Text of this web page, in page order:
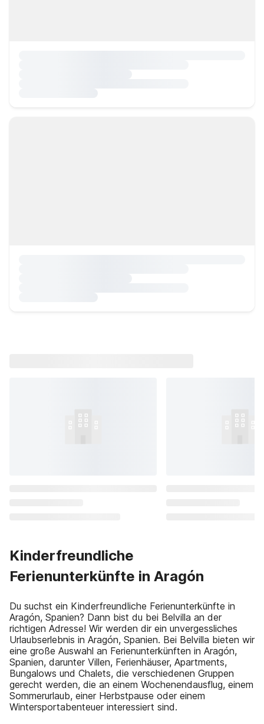
Kinderfreundliche
Ferienunterkünfte in Aragón
Du suchst ein Kinderfreundliche Ferienunterkünfte in
Aragón, Spanien? Dann bist du bei Belvilla an der
richtigen Adresse! Wir werden dir ein unvergessliches
Urlaubserlebnis in Aragón, Spanien. Bei Belvilla bieten wir
eine große Auswahl an Ferienunterkünften in Aragón,
Spanien, darunter Villen, Ferienhäuser, Apartments,
Bungalows und Chalets, die verschiedenen Gruppen
gerecht werden, die an einem Wochenendausflug, einem
Sommerurlaub, einer Herbstpause oder einem
Wintersportabenteuer interessiert sind.